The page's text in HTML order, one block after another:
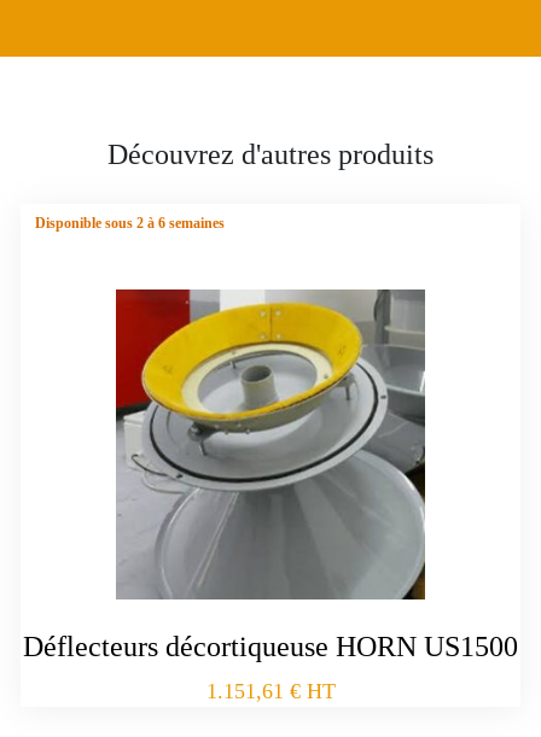
Découvrez d'autres produits
Disponible sous 2 à 6 semaines
Déflecteurs décortiqueuse HORN US1500
1.151,61 € HT